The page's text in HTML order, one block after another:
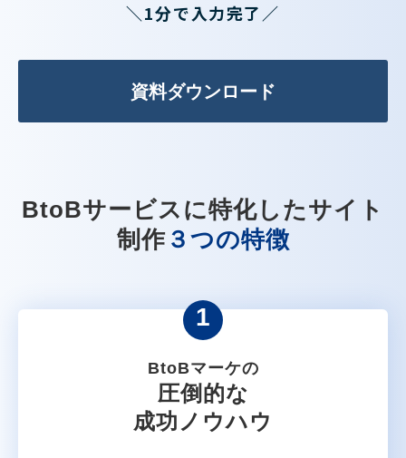
＼1分で入力完了／
資料ダウンロード
BtoBサービスに特化したサイト
制作３つの特徴
1
BtoBマーケの
圧倒的な
成功ノウハウ